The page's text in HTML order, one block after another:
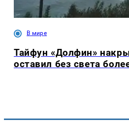
В мире
Тайфун «Долфин»
оставил без света